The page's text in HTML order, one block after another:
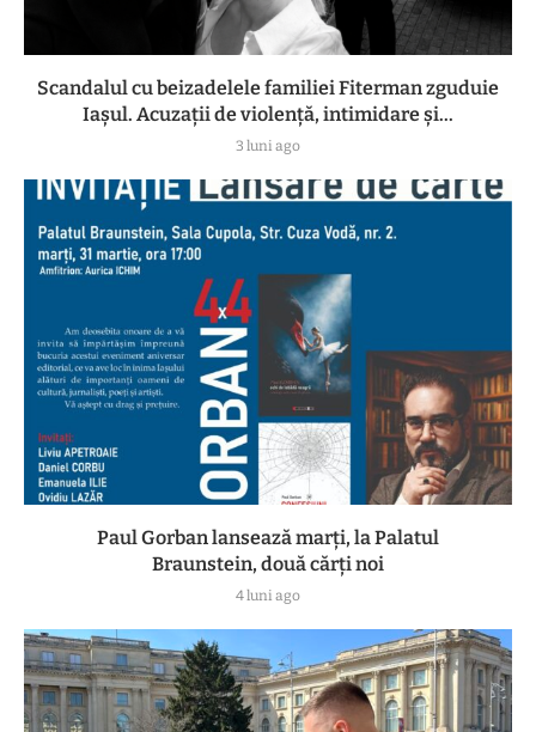
Scandalul cu beizadelele familiei Fiterman zguduie
Iașul. Acuzații de violență, intimidare și...
3 luni ago
Paul Gorban lansează marți, la Palatul
Braunstein, două cărți noi
4 luni ago